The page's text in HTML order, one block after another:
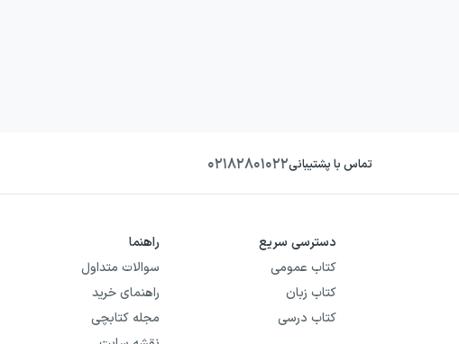
تماس با پشتیبانی۰۲۱۸۲۸۰۱۰۲۲
دسترسی سریع
کتاب عمومی
کتاب زبان
کتاب درسی
راهنما
سوالات متداول
راهنمای خرید
مجله کتابچی